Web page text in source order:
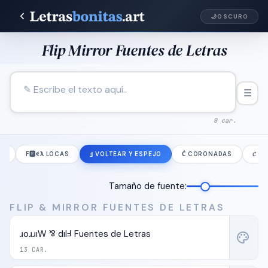
🌙OSCURO
Flip Mirror Fuentes de Letras
0 car.
☰
F🆁ꈼƛ LOCAS Ⅎ VOLTEAR Y ESPEJO C͛ CORONADAS 𝓒
Tamaño de fuente:
FLIP & MIRROR FUENTES DE LETRAS
13 CAR.
ɹoɹɹıW ⅋ dılℲ Fuentes de Letras palette